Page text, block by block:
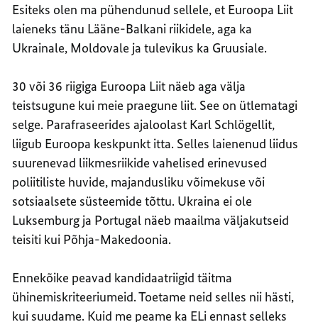
Esiteks olen ma pühendunud sellele, et Euroopa Liit
laieneks tänu Lääne-Balkani riikidele, aga ka
Ukrainale, Moldovale ja tulevikus ka Gruusiale.
30 või 36 riigiga Euroopa Liit näeb aga välja
teistsugune kui meie praegune liit. See on ütlematagi
selge. Parafraseerides ajaloolast Karl Schlögellit,
liigub Euroopa keskpunkt itta. Selles laienenud liidus
suurenevad liikmesriikide vahelised erinevused
poliitiliste huvide, majandusliku võimekuse või
sotsiaalsete süsteemide tõttu. Ukraina ei ole
Luksemburg ja Portugal näeb maailma väljakutseid
teisiti kui Põhja-Makedoonia.
Ennekõike peavad kandidaatriigid täitma
ühinemiskriteeriumeid. Toetame neid selles nii hästi,
kui suudame. Kuid me peame ka ELi ennast selleks